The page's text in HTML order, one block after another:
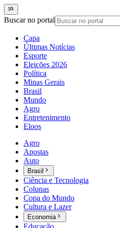
Buscar no portal
Capa
Últimas Notícias
Esporte
Eleições 2026
Política
Minas Gerais
Brasil
Mundo
Agro
Entretenimento
Eloos
Agro
Apostas
Auto
Brasil
Ciência e Tecnologia
Colunas
Copa do Mundo
Cultura e Lazer
Economia